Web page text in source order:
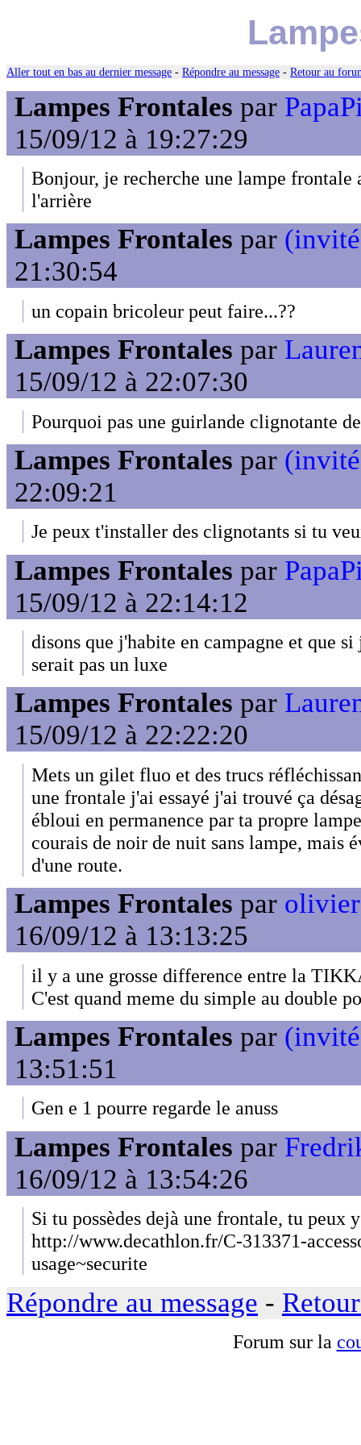
Aller tout en bas au dernier message - Répondre au message - Retour au
Lampes Frontales par
15/09/12 à 19:27:29
Bonjour, je recherche une lampe frontale
l'arrière
Lampes Frontales par
21:30:54
un copain bricoleur peut faire...??
Lampes Frontales par
15/09/12 à 22:07:30
Pourquoi pas une guirlande clignotante
Lampes Frontales par
22:09:21
Je peux t'installer des clignotants si tu
Lampes Frontales par
15/09/12 à 22:14:12
disons que j'habite en campagne et que
serait pas un luxe
Lampes Frontales par
15/09/12 à 22:22:20
Mets un gilet fluo et des trucs
une frontale j'ai essayé j'ai trouvé ça
ébloui en permanence par ta propre
courais de noir de nuit sans lampe, mais
d'une route.
Lampes Frontales par
16/09/12 à 13:13:25
il y a une grosse difference entre la
C'est quand meme du simple au double
Lampes Frontales par
13:51:51
Gen e 1 pourre regarde le anuss
Lampes Frontales par
16/09/12 à 13:54:26
Si tu possèdes dejà une frontale, tu peux
http://www.decathlon.fr/C-313371-
usage~securite
Répondre au message -
Forum sur la